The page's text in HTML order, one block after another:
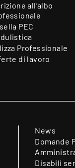
all’albo
PEC
Professionale
di lavoro
News
Domande
Disabili